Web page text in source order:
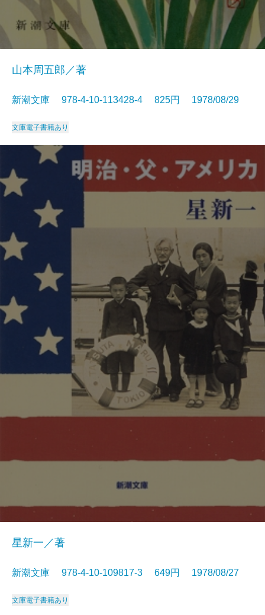
山本周五郎／著
新潮文庫 978-4-10-113428-4 825円 1978/08/29
文庫電子書籍あり
星新一／著
新潮文庫 978-4-10-109817-3 649円 1978/08/27
文庫電子書籍あり